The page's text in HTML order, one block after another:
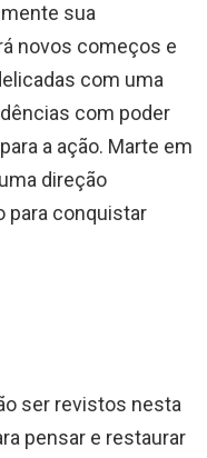
sua
novos começos e
com uma
com poder
a ação. Marte em
direção
para conquistar
ser revistos nesta
pensar e restaurar